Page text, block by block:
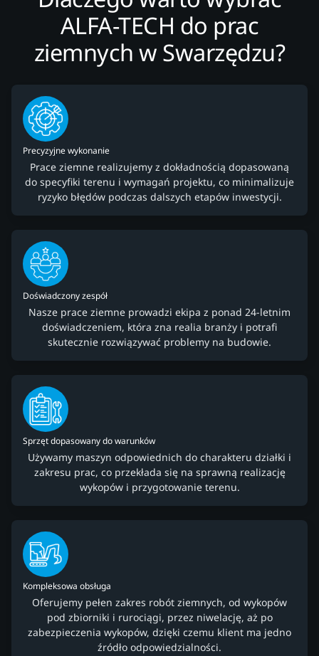
ALFA-TECH do prac
ziemnych w Swarzędzu?
Precyzyjne wykonanie
Prace ziemne realizujemy z dokładnością dopasowaną
do specyfiki terenu i wymagań projektu, co minimalizuje
ryzyko błędów podczas dalszych etapów inwestycji.
Doświadczony zespół
Nasze prace ziemne prowadzi ekipa z ponad 24-letnim
doświadczeniem, która zna realia branży i potrafi
skutecznie rozwiązywać problemy na budowie.
Sprzęt dopasowany do warunków
Używamy maszyn odpowiednich do charakteru działki i
zakresu prac, co przekłada się na sprawną realizację
wykopów i przygotowanie terenu.
Kompleksowa obsługa
Oferujemy pełen zakres robót ziemnych, od wykopów
pod zbiorniki i rurociągi, przez niwelację, aż po
zabezpieczenia wykopów, dzięki czemu klient ma jedno
źródło odpowiedzialności.